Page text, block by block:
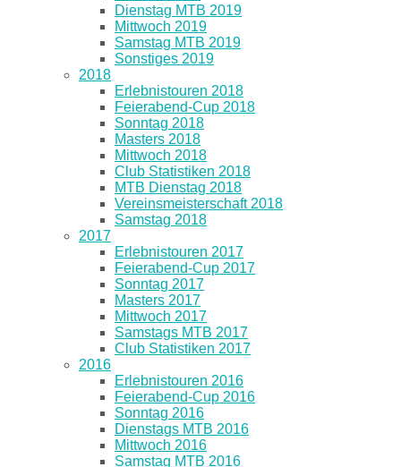
Dienstag MTB 2019
Mittwoch 2019
Samstag MTB 2019
Sonstiges 2019
2018
Erlebnistouren 2018
Feierabend-Cup 2018
Sonntag 2018
Masters 2018
Mittwoch 2018
Club Statistiken 2018
MTB Dienstag 2018
Vereinsmeisterschaft 2018
Samstag 2018
2017
Erlebnistouren 2017
Feierabend-Cup 2017
Sonntag 2017
Masters 2017
Mittwoch 2017
Samstags MTB 2017
Club Statistiken 2017
2016
Erlebnistouren 2016
Feierabend-Cup 2016
Sonntag 2016
Dienstags MTB 2016
Mittwoch 2016
Samstag MTB 2016